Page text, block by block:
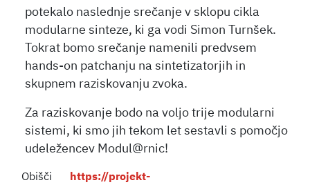
potekalo naslednje srečanje v sklopu cikla
modularne sinteze, ki ga vodi Simon Turnšek.
Tokrat bomo srečanje namenili predvsem
hands-on patchanju na sintetizatorjih in
skupnem raziskovanju zvoka.
Za raziskovanje bodo na voljo trije modularni
sistemi, ki smo jih tekom let sestavli s pomočjo
udeležencev Modul@rnic!
Obišči
https://projekt-